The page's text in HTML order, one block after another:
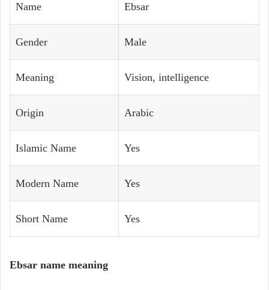
Name Ebsar
Gender Male
Meaning Vision, intelligence
Origin Arabic
Islamic Name Yes
Modern Name Yes
Short Name Yes
Ebsar name meaning